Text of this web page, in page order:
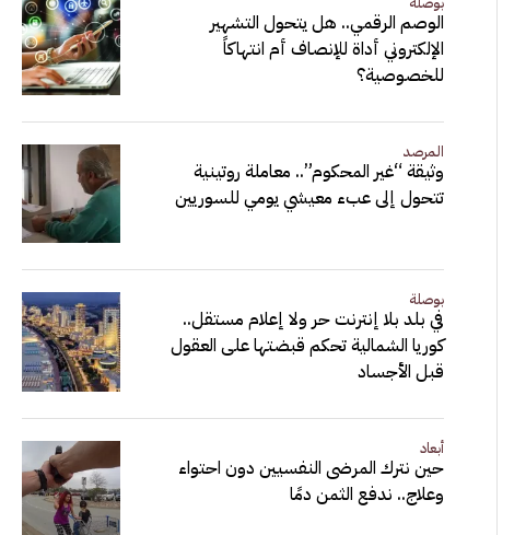
الوصم الرقمي.. هل يتحول التشهير
الإلكتروني أداة للإنصاف أم انتهاكاً
للخصوصية؟
المرصد
وثيقة “غير المحكوم”.. معاملة روتينية
تتحول إلى عبء معيشي يومي للسوريين
بوصلة
في بلد بلا إنترنت حر ولا إعلام مستقل..
كوريا الشمالية تحكم قبضتها على العقول
قبل الأجساد
أبعاد
حين نترك المرضى النفسيين دون احتواء
وعلاج.. ندفع الثمن دمًا